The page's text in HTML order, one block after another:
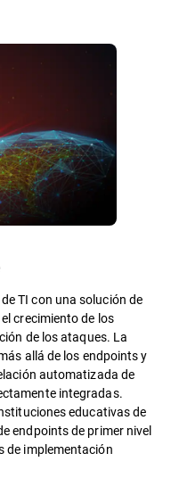
TI con una solución de
crecimiento de los
de los ataques. La
allá de los endpoints y
automatizada de
integradas.
educativas de
endpoints de primer nivel
de implementación